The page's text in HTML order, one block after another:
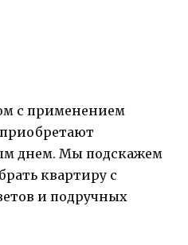
с применением
днем. Мы подскажем
квартиру с
и подручных